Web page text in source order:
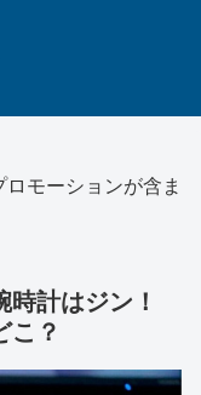
ロモーションが含ま
計はジン！
こ？